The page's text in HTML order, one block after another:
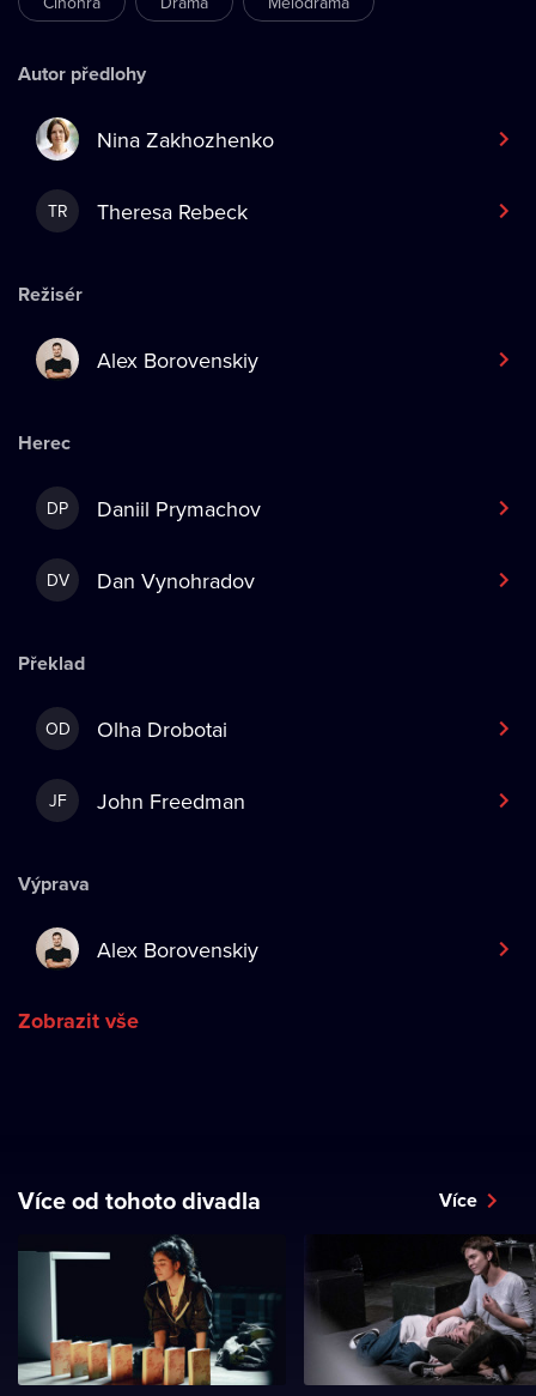
Autor předlohy
Nina Zakhozhenko
TR Theresa Rebeck
Režisér
Alex Borovenskiy
Herec
DP Daniil Prymachov
DV Dan Vynohradov
Překlad
OD Olha Drobotai
JF John Freedman
Výprava
Alex Borovenskiy
Zobrazit vše
Více od tohoto divadla Více